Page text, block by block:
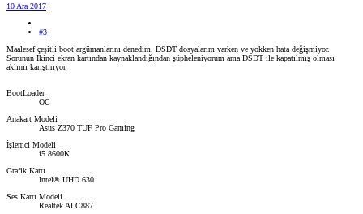
10 Ara 2017
#3
Maalesef çeşitli boot argümanlarını denedim. DSDT dosyalarım varken ve yokken hata değişmiyor.
Sorunun İkinci ekran kartından kaynaklandığından şüpheleniyorum ama DSDT ile kapatılmış olması
aklımı karıştırıyor.
BootLoader
OC
Anakart Modeli
Asus Z370 TUF Pro Gaming
İşlemci Modeli
i5 8600K
Grafik Kartı
Intel® UHD 630
Ses Kartı Modeli
Realtek ALC887